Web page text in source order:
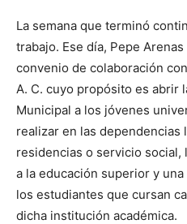
La semana que terminó
trabajo. Ese día, Pepe
convenio de colaboración
A. C. cuyo propósito es abrir
Municipal a los jóvenes
realizar en las dependencias
residencias o servicio
a la educación superior y
los estudiantes que cursan
dicha institución académica.